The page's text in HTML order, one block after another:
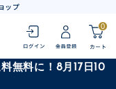
ップ
0
無料に！8月17日10